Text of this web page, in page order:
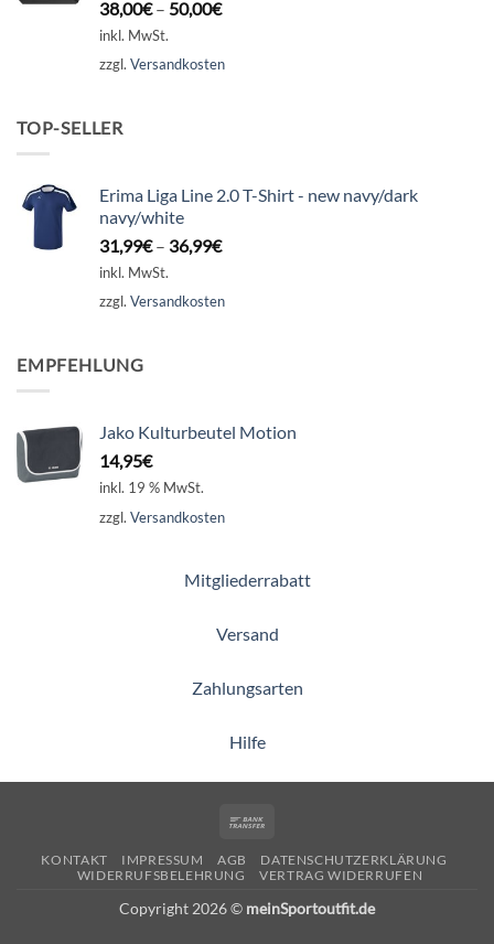
38,00€– 50,00€
inkl. MwSt.
zzgl. Versandkosten
TOP-SELLER
Erima Liga Line 2.0 T-Shirt - new navy/dark
navy/white
31,99€– 36,99€
inkl. MwSt.
zzgl. Versandkosten
EMPFEHLUNG
Jako Kulturbeutel Motion
14,95€
inkl. 19 % MwSt.
zzgl. Versandkosten
Mitgliederrabatt
Versand
Zahlungsarten
Hilfe
KONTAKT IMPRESSUM AGB
DATENSCHUTZERKLÄRUNG
WIDERRUFSBELEHRUNG
VERTRAG WIDERRUFEN
Copyright 2026 © meinSportoutfit.de